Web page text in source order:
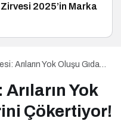
2025’in Marka
Arıların Yok Oluşu Gıda
Yok
Çökertiyor!